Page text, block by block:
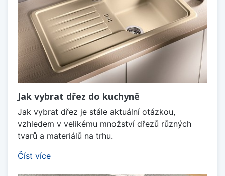
Jak vybrat dřez do kuchyně
Jak vybrat dřez je stále aktuální otázkou,
vzhledem v velikému množství dřezů různých
tvarů a materiálů na trhu.
Číst více